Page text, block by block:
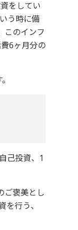
をしてい
う時に備
このインフ
6ヶ月分の
己投資、1
ご褒美とし
行う、